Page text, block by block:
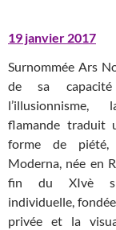
19 janvier 2017
Surnommée Ars
de sa
flamande traduit
forme de
Moderna, née en
fin du XIvè
individuelle,
privée et la